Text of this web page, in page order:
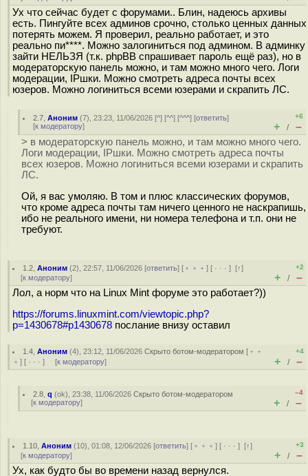
Ух что сейчас будет с форумами.. Блин, надеюсь архивы
есть. Пингуйте всех админов срочно, столько ценных данных
потерять можем. Я проверил, реально работает, и это
реально пи****. Можно залогиниться под админом. В админку
зайти НЕЛЬЗЯ (т.к. phpBB спрашивает пароль ещё раз), но в
модераторскую панель можно, и там можно много чего. Логи
модерации, IPшки. Можно смотреть адреса почты всех
юзеров. Можно логиниться всеми юзерами и скрапить ЛС.
2.7 ,Аноним (7), 23:23, 11/06/2026 [^] [^^] [^^^] [ответить]
[к модератору]
+6
+ / –
> в модераторскую панель можно, и там можно много чего.
Логи модерации, IPшки. Можно смотреть адреса почты
всех юзеров. Можно логиниться всеми юзерами и скрапить
ЛС.
Ой, я вас умоляю. В том и плюс классических форумов,
что кроме адреса почты там ничего ценного не наскрапишь,
ибо не реального имени, ни номера телефона и т.п. они не
требуют.
1.2 ,Аноним (2), 22:57, 11/06/2026 [ответить] [ ﹢﹢﹢] [ · · ·][↑]
[к модератору]
+2
+ / –
Лол, а норм что на Linux Mint форуме это работает?))
https://forums.linuxmint.com/viewtopic.php?
p=1430678#p1430678 послание внизу оставил
1.4 ,Аноним (4), 23:12, 11/06/2026Скрыто ботом-модератором [ ﹢﹢
﹢ ] [ · · · ] [к модератору]
+4
+ / –
2.8 ,q (ok), 23:38, 11/06/2026Скрыто ботом-модератором
[к модератору]
–4
+ / –
1.10 ,Аноним (10), 01:08, 12/06/2026 [ответить] [ ﹢﹢﹢] [ · · ·][↑]
[к модератору]
+3
+ / –
Ух, как будто бы во времени назад вернулся.